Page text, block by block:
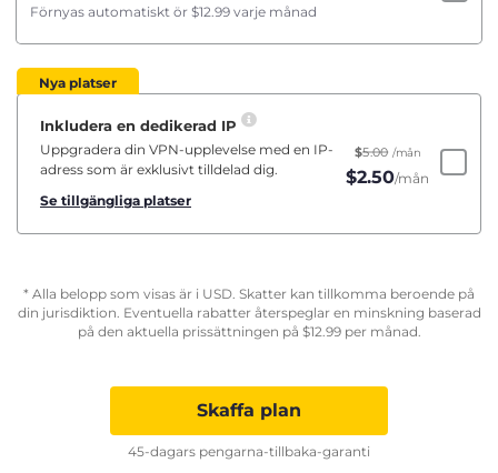
Förnyas automatiskt ör $12.99 varje månad
Nya platser
Inkludera en dedikerad IP
Uppgradera din VPN-upplevelse med en IP-
adress som är exklusivt tilldelad dig.
Se tillgängliga platser
$5.00 /mån
$2.50/mån
* Alla belopp som visas är i USD. Skatter kan tillkomma beroende på
din jurisdiktion. Eventuella rabatter återspeglar en minskning baserad
på den aktuella prissättningen på $12.99per månad.
Skaffa plan
45-dagars pengarna-tillbaka-garanti